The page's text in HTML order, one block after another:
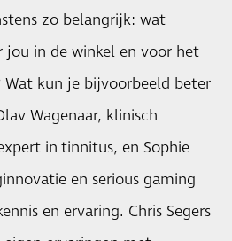
zo belangrijk: wat
in de winkel en voor het
kun je bijvoorbeeld beter
Wagenaar, klinisch
in tinnitus, en Sophie
en serious gaming
en ervaring. Chris Segers